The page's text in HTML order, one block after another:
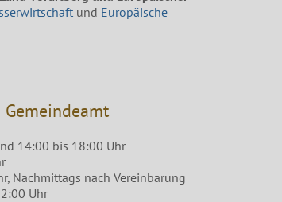
und Europäische
14:00 bis 18:00 Uhr
Nachmittags nach Vereinbarung
Uhr